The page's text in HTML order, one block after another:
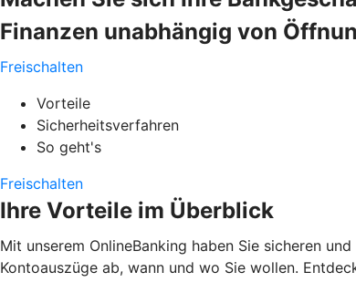
Finanzen unabhängig von
Freischalten
Vorteile
Sicherheitsverfahren
So geht's
Freischalten
Ihre Vorteile im Überblick
Mit unserem OnlineBanking haben Sie sicheren
Kontoauszüge ab, wann und wo Sie wollen.